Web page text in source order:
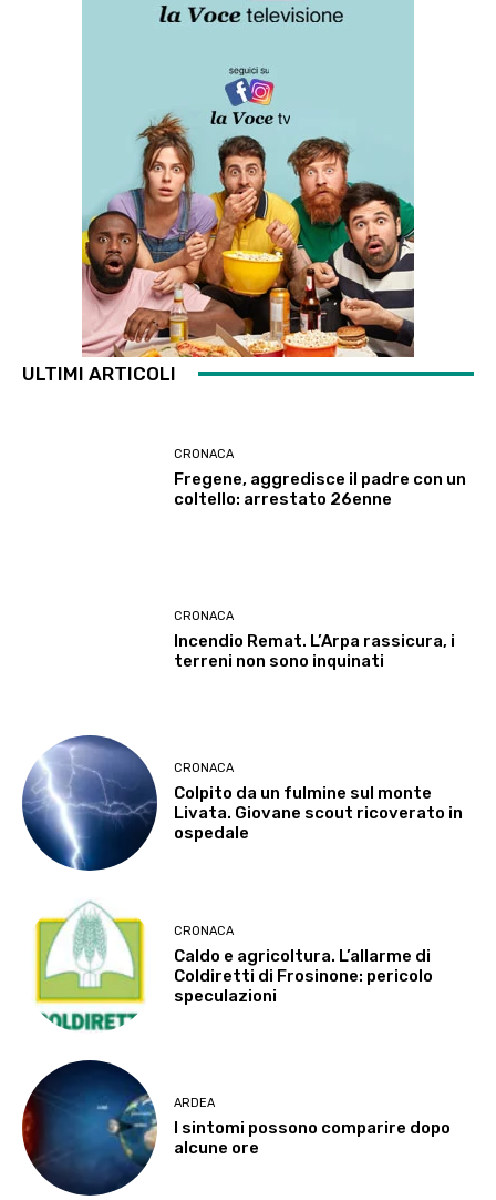
ULTIMI ARTICOLI
CRONACA
Fregene, aggredisce il padre con un
coltello: arrestato 26enne
CRONACA
Incendio Remat. L’Arpa rassicura, i
terreni non sono inquinati
CRONACA
Colpito da un fulmine sul monte
Livata. Giovane scout ricoverato in
ospedale
CRONACA
Caldo e agricoltura. L’allarme di
Coldiretti di Frosinone: pericolo
speculazioni
ARDEA
I sintomi possono comparire dopo
alcune ore